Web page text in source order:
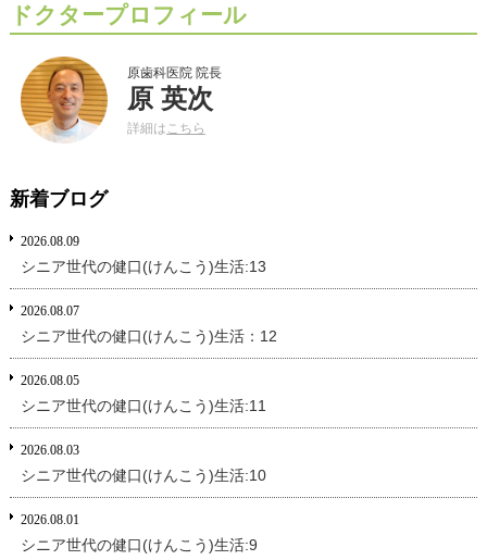
ドクタープロフィール
原歯科医院 院長
原 英次
詳細は こちら
新着ブログ
2026.08.09
シニア世代の健口(けんこう)生活:13
2026.08.07
シニア世代の健口(けんこう)生活：12
2026.08.05
シニア世代の健口(けんこう)生活:11
2026.08.03
シニア世代の健口(けんこう)生活:10
2026.08.01
シニア世代の健口(けんこう)生活:9